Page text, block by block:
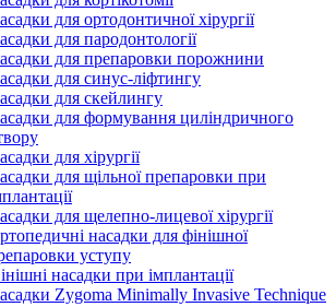
для ортодонтичної хірургії
для пародонтології
для препаровки порожнини
для синус-ліфтингу
для скейлингу
для формування циліндричного
для хірургії
для щільної препаровки при
для щелепно-лицевої хірургії
насадки для фінішної
уступу
насадки при імплантації
Zygoma Minimally Invasive Technique